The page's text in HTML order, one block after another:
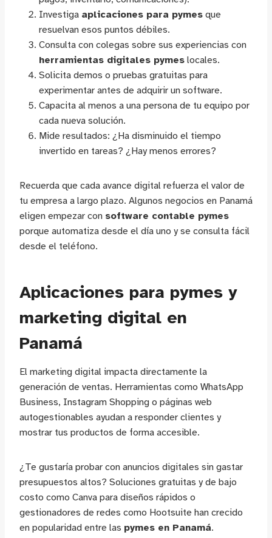
Investiga aplicaciones para pymes que
resuelvan esos puntos débiles.
Consulta con colegas sobre sus experiencias con
herramientas digitales pymes locales.
Solicita demos o pruebas gratuitas para
experimentar antes de adquirir un software.
Capacita al menos a una persona de tu equipo por
cada nueva solución.
Mide resultados: ¿Ha disminuido el tiempo
invertido en tareas? ¿Hay menos errores?
Recuerda que cada avance digital refuerza el valor de
tu empresa a largo plazo. Algunos negocios en Panamá
eligen empezar con software contable pymes
porque automatiza desde el día uno y se consulta fácil
desde el teléfono.
Aplicaciones para pymes y
marketing digital en
Panamá
El marketing digital impacta directamente la
generación de ventas. Herramientas como WhatsApp
Business, Instagram Shopping o páginas web
autogestionables ayudan a responder clientes y
mostrar tus productos de forma accesible.
¿Te gustaría probar con anuncios digitales sin gastar
presupuestos altos? Soluciones gratuitas y de bajo
costo como Canva para diseños rápidos o
gestionadores de redes como Hootsuite han crecido
en popularidad entre las pymes en Panamá.